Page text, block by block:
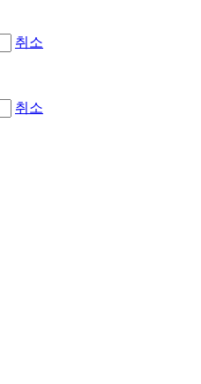
취소
취소